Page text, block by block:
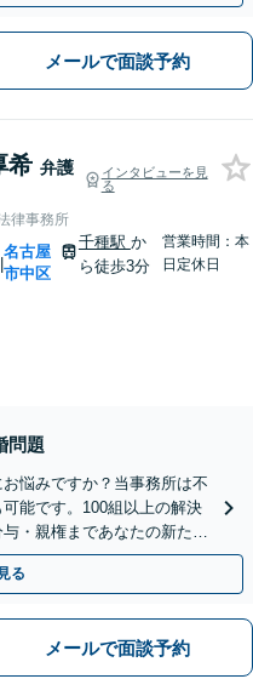
メールで面談予約
希 弁護
インタビューを見
る
律事務所
|
名古屋
市中区
千種駅 か
ら徒歩3分
営業時間：本
日定休日
問題
悩みですか？当事務所は不
能です。100組以上の解決
・親権まであなたの新たな
。
る
メールで面談予約